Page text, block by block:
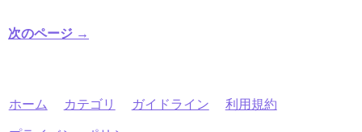
次のページ →
ホーム カテゴリ ガイドライン 利用規約